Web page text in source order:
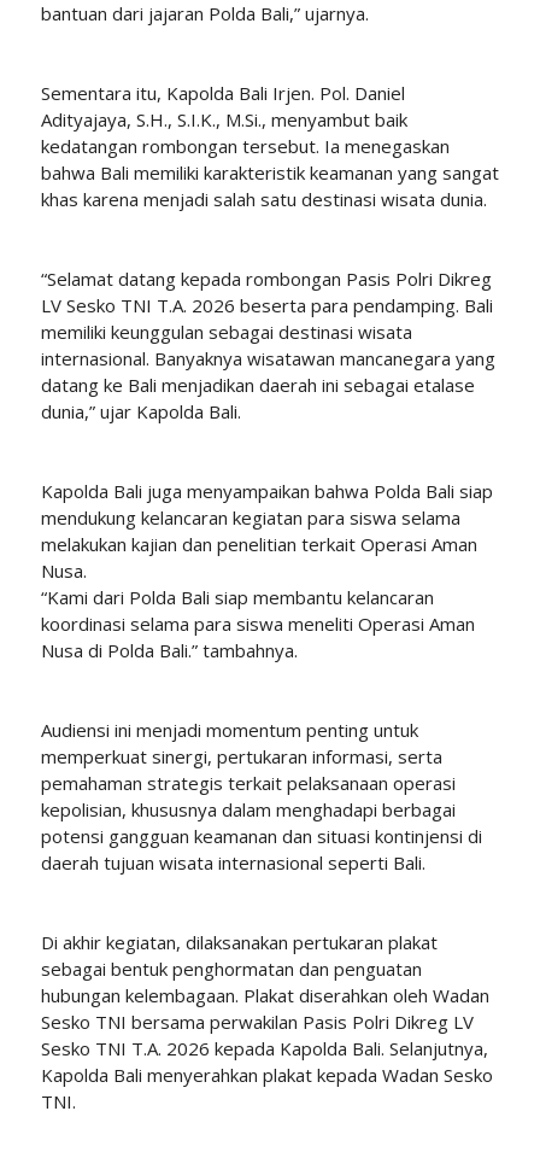
bantuan dari jajaran Polda Bali,” ujarnya.
Sementara itu, Kapolda Bali Irjen. Pol. Daniel
Adityajaya, S.H., S.I.K., M.Si., menyambut baik
kedatangan rombongan tersebut. Ia menegaskan
bahwa Bali memiliki karakteristik keamanan yang sangat
khas karena menjadi salah satu destinasi wisata dunia.
“Selamat datang kepada rombongan Pasis Polri Dikreg
LV Sesko TNI T.A. 2026 beserta para pendamping. Bali
memiliki keunggulan sebagai destinasi wisata
internasional. Banyaknya wisatawan mancanegara yang
datang ke Bali menjadikan daerah ini sebagai etalase
dunia,” ujar Kapolda Bali.
Kapolda Bali juga menyampaikan bahwa Polda Bali siap
mendukung kelancaran kegiatan para siswa selama
melakukan kajian dan penelitian terkait Operasi Aman
Nusa.
“Kami dari Polda Bali siap membantu kelancaran
koordinasi selama para siswa meneliti Operasi Aman
Nusa di Polda Bali.” tambahnya.
Audiensi ini menjadi momentum penting untuk
memperkuat sinergi, pertukaran informasi, serta
pemahaman strategis terkait pelaksanaan operasi
kepolisian, khususnya dalam menghadapi berbagai
potensi gangguan keamanan dan situasi kontinjensi di
daerah tujuan wisata internasional seperti Bali.
Di akhir kegiatan, dilaksanakan pertukaran plakat
sebagai bentuk penghormatan dan penguatan
hubungan kelembagaan. Plakat diserahkan oleh Wadan
Sesko TNI bersama perwakilan Pasis Polri Dikreg LV
Sesko TNI T.A. 2026 kepada Kapolda Bali. Selanjutnya,
Kapolda Bali menyerahkan plakat kepada Wadan Sesko
TNI.